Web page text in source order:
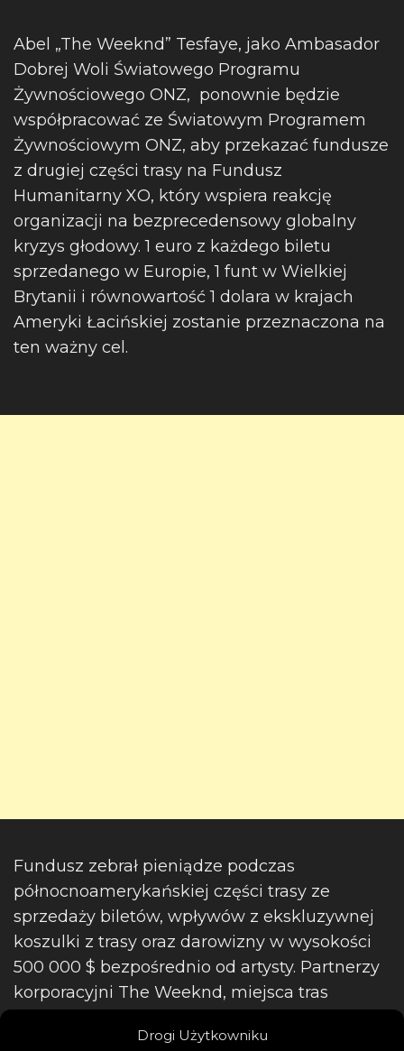
Drogi Użytkowniku
Abel „The Weeknd” Tesfaye, jako Ambasador
Dobrej Woli Światowego Programu
Żywnościowego ONZ, ponownie będzie
współpracować ze Światowym Programem
Żywnościowym ONZ, aby przekazać fundusze
z drugiej części trasy na Fundusz
Humanitarny XO, który wspiera reakcję
organizacji na bezprecedensowy globalny
kryzys głodowy. 1 euro z każdego biletu
sprzedanego w Europie, 1 funt w Wielkiej
Brytanii i równowartość 1 dolara w krajach
Ameryki Łacińskiej zostanie przeznaczona na
ten ważny cel.
Fundusz zebrał pieniądze podczas
północnoamerykańskiej części trasy ze
sprzedaży biletów, wpływów z ekskluzywnej
koszulki z trasy oraz darowizny w wysokości
500 000 $ bezpośrednio od artysty. Partnerzy
korporacyjni The Weeknd, miejsca tras
USA i osoby wspierające również